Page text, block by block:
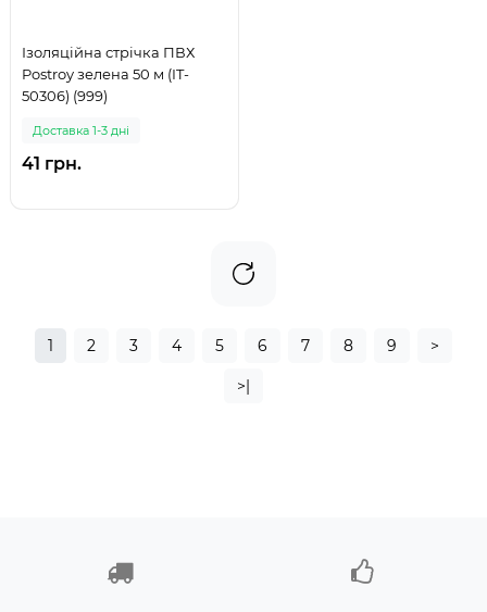
Ізоляційна стрічка ПВХ
Postroy зелена 50 м (IT-
50306) (999)
Доставка 1-3 дні
41 грн.
1 2 3 4 5 6 7 8 9 >
>|